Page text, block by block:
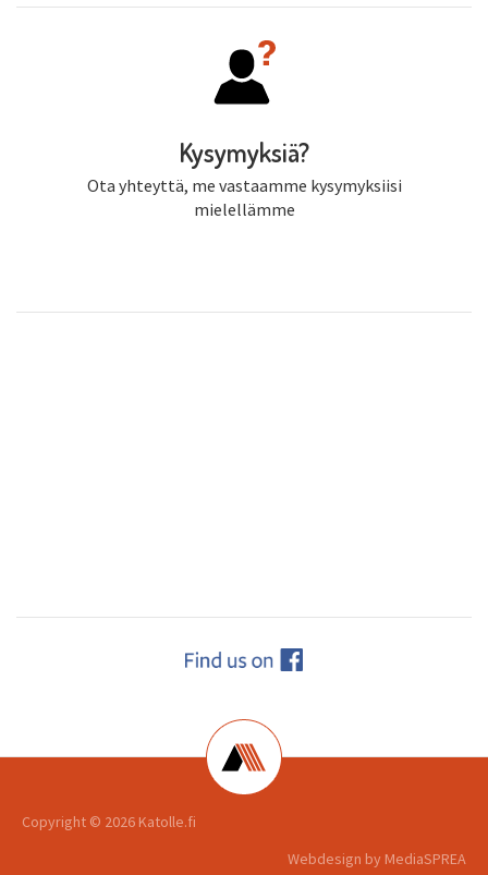
Kysymyksiä?
Ota yhteyttä, me vastaamme kysymyksiisi
mielellämme
Copyright © 2026 Katolle.fi
Webdesign by MediaSPREA